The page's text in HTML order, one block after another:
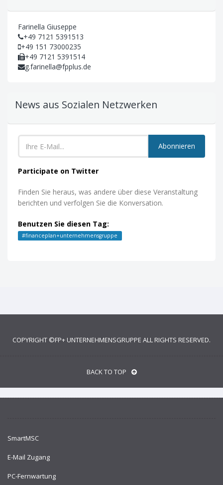
Farinella Giuseppe
+49 7121 5391513
+49 151 73000235
+49 7121 5391514
g.farinella@fpplus.de
News aus Sozialen Netzwerken
Abonnieren
Participate on Twitter
Finden Sie heraus, was andere über diese Veranstaltung
berichten und verfolgen Sie die Konversation.
Benutzen Sie diesen Tag:
#financeplan+unternehmensgruppe
COPYRIGHT ©FP+ UNTERNEHMENSGRUPPE ALL RIGHTS RESERVED.
BACK TO TOP
SmartMSC
E-Mail Zugang
PC-Fernwartung